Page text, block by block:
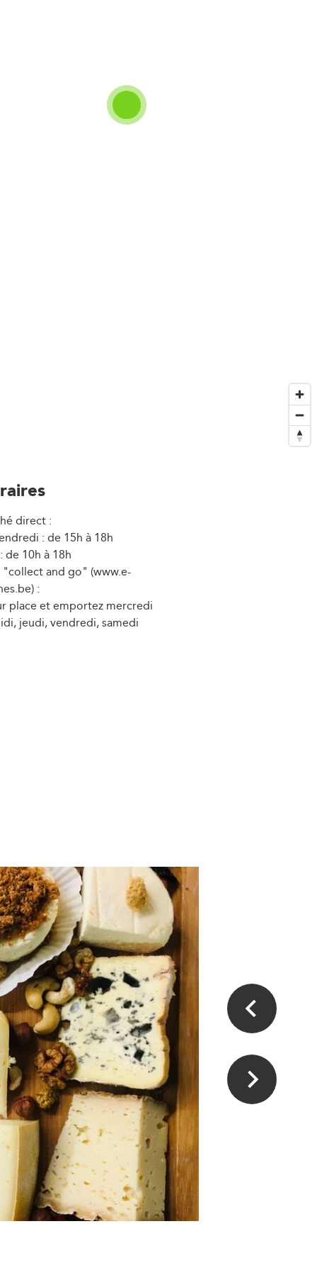
direct :
: de 15h à 18h
de 10h à 18h
"collect and go" (www.e-
:
place et emportez mercredi
jeudi, vendredi, samedi